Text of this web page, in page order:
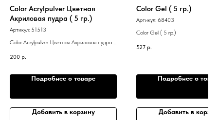
Color Acrylpulver Цветная
Акриловая пудра ( 5 гр.)
Артикул: 51513
Color Acrylpulver Цветная Акриловая пудра (
200 р.
Подробнее о товаре
Добавить в корзину
Color Gel ( 5 гр.)
Артикул: 68403
Color Gel ( 5 гр.)
527 р.
Подробнее о
Добавить в